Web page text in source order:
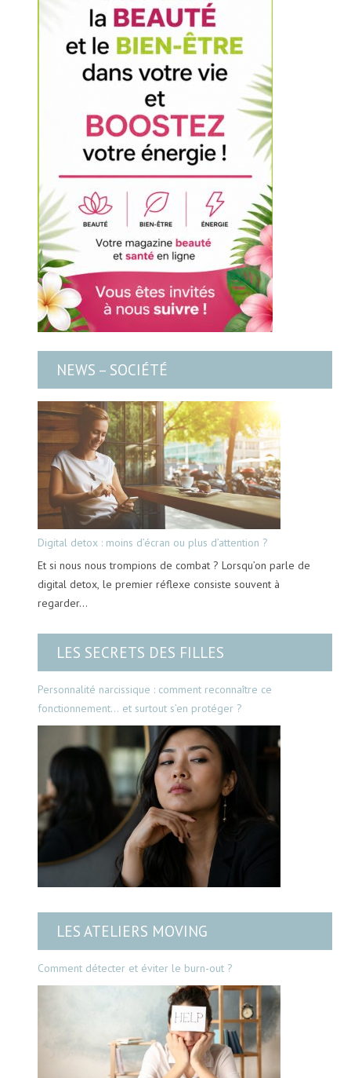
NEWS – SOCIÉTÉ
Digital detox : moins d’écran ou plus d’attention ?
Et si nous nous trompions de combat ? Lorsqu’on parle de
digital detox, le premier réflexe consiste souvent à
regarder…
LES SECRETS DES FILLES
Personnalité narcissique : comment reconnaître ce
fonctionnement… et surtout s’en protéger ?
LES ATELIERS MOVING
Comment détecter et éviter le burn-out ?